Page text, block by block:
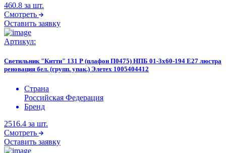
460.8 за шт.
Смотреть
Оставить заявку
Артикул:
Светильник "Китти" 131 Р (плафон П0475) НПБ 01-3х60-194 E27 люстра
реновация бел. (групп. упак.) Элетех 1005404412
Страна
Российская Федерация
Бренд
2516.4 за шт.
Смотреть
Оставить заявку